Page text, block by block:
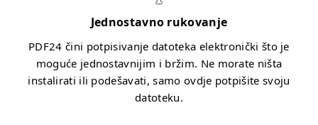
Jednostavno rukovanje
PDF24 čini potpisivanje datoteka elektronički što je
moguće jednostavnijim i bržim. Ne morate ništa
instalirati ili podešavati, samo ovdje potpišite svoju
datoteku.